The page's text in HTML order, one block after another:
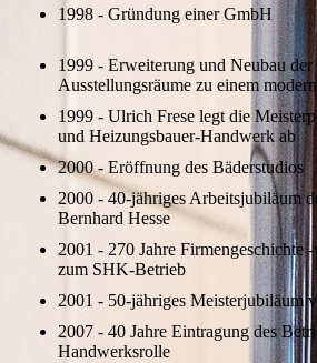
1998 - Gründung einer GmbH
1999 - Erweiterung und Neubau
Ausstellungsräume zu einem
1999 - Ulrich Frese legt die
und Heizungsbauer-Handwerk ab
2000 - Eröffnung des Bäderstudios
2000 - 40-jähriges Arbeitsjubiläum
Bernhard Hesse
2001 - 270 Jahre Firmengeschichte
zum SHK-Betrieb
2001 - 50-jähriges Meisterjubiläum
2007 - 40 Jahre Eintragung des
Handwerksrolle